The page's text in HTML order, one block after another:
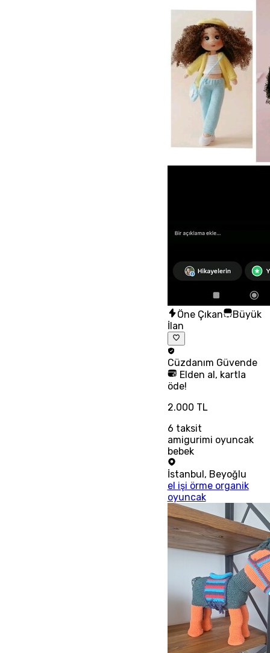
Öne Çıkan
Büyük
İlan
Cüzdanım Güvende
Elden al, kartla
öde!
2.000 TL
6 taksit
amigurimi oyuncak
bebek
İstanbul, Beyoğlu
el işi örme organik
oyuncak